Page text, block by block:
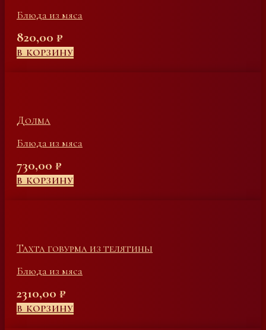
Блюда из мяса
820,00 ₽
В КОРЗИНУ
Долма
Блюда из мяса
730,00 ₽
В КОРЗИНУ
Тахта говурма из телятины
Блюда из мяса
2310,00 ₽
В КОРЗИНУ